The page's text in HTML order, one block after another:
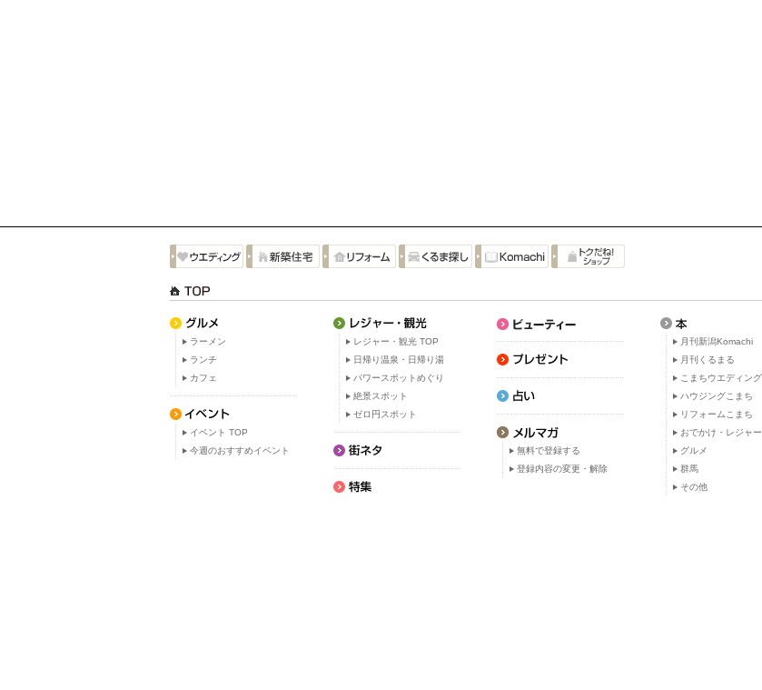
ラーメン
ランチ
カフェ
イベント TOP
今週のおすすめイベント
レジャー・観光 TOP
日帰り温泉・日帰り湯
パワースポットめぐり
絶景スポット
ゼロ円スポット
無料で登録する
登録内容の変更・解除
月刊新潟Komachi
月刊くるまる
こまちウエディング
ハウジングこまち
リフォームこまち
おでかけ・レジャー
グルメ
群馬
その他